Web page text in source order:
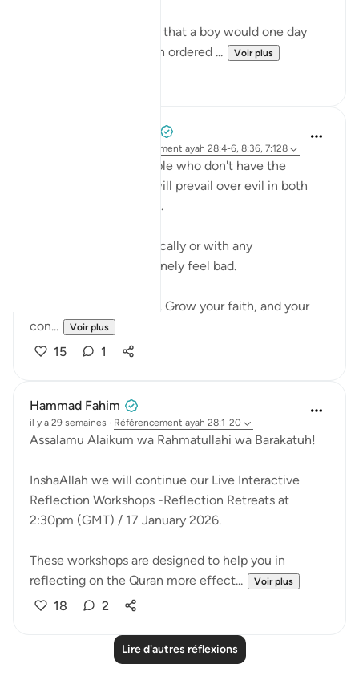
Terrified by a prophecy that a boy would one day
overthrow him, Pharaoh ordered ...
Voir plus
Référencement ayah 28:4-6, 8:36, 7:128
I feel sorry for the people who don't have the
conviction that good will prevail over evil in both
this world and the next.
I don't say that sarcastically or with any
condescension. I genuinely feel bad.
Faith builds conviction. Grow your faith, and your
con...
Voir plus
15 1
Hammad Fahim
il y a 29 semaines · Référencement ayah 28:1-20
Assalamu Alaikum wa Rahmatullahi wa Barakatuh!
InshaAllah we will continue our Live Interactive
Reflection Workshops -Reflection Retreats at
2:30pm (GMT) / 17 January 2026.
These workshops are designed to help you in
reflecting on the Quran more effect...
Voir plus
18 2
Lire d'autres réflexions